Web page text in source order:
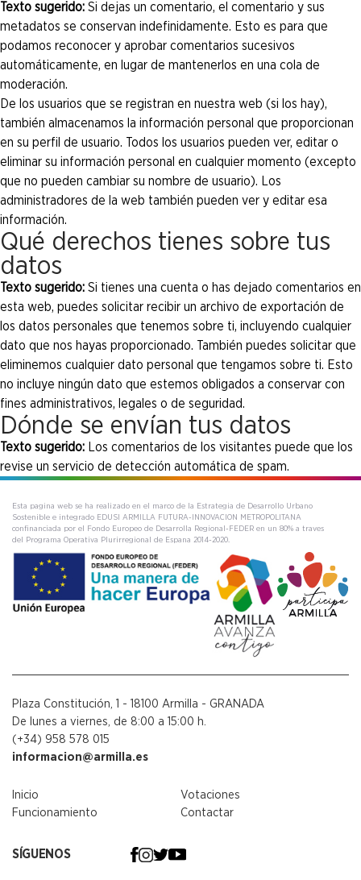
Texto sugerido: Si dejas un comentario, el comentario y sus
metadatos se conservan indefinidamente. Esto es para que
podamos reconocer y aprobar comentarios sucesivos
automáticamente, en lugar de mantenerlos en una cola de
moderación.
De los usuarios que se registran en nuestra web (si los hay),
también almacenamos la información personal que proporcionan
en su perfil de usuario. Todos los usuarios pueden ver, editar o
eliminar su información personal en cualquier momento (excepto
que no pueden cambiar su nombre de usuario). Los
administradores de la web también pueden ver y editar esa
información.
Qué derechos tienes sobre tus
datos
Texto sugerido: Si tienes una cuenta o has dejado comentarios en
esta web, puedes solicitar recibir un archivo de exportación de
los datos personales que tenemos sobre ti, incluyendo cualquier
dato que nos hayas proporcionado. También puedes solicitar que
eliminemos cualquier dato personal que tengamos sobre ti. Esto
no incluye ningún dato que estemos obligados a conservar con
fines administrativos, legales o de seguridad.
Dónde se envían tus datos
Texto sugerido: Los comentarios de los visitantes puede que los
revise un servicio de detección automática de spam.
Esta pagina web se ha realizado en el marco de la Estrategia de Desarrollo Urbano
Sostenible e integrado EDUSI ARMILLA FUTURA-INNOVACION METROPOLITANA
confinanciada por el Fondo Europeo de Desarrolla Regional-FEDER en un 80% a traves
del Programa Operativa Plurirregional de Espana 2014-2020.
Plaza Constitución, 1 - 18100 Armilla - GRANADA
De lunes a viernes, de 8:00 a 15:00 h.
(+34) 958 578 015
informacion@armilla.es
Inicio
Votaciones
Funcionamiento
Contactar
SÍGUENOS